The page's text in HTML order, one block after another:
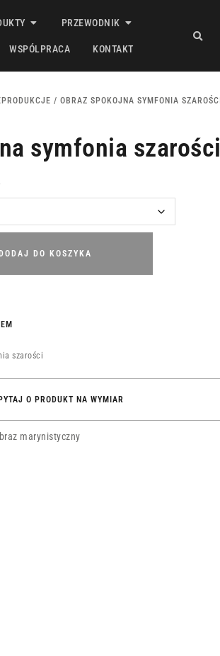
PRZEWODNIK
WSPÓLPRACA KONTAKT
/ OBRAZ SPOKOJNA SYMFONIA SZAROŚCI
symfonia szarości
DO KOSZYKA
szarości
O PRODUKT NA WYMIAR
marynistyczny